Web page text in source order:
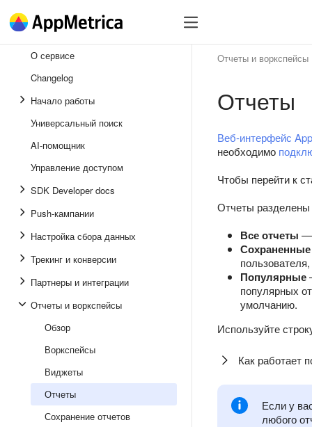
Зарегистрироваться
О сервисе
Changelog
Начало работы
Универсальный поиск
AI-помощник
Управление доступом
SDK Developer docs
Push-кампании
Настройка сбора данных
Трекинг и конверсии
Партнеры и интеграции
Отчеты и воркспейсы
Обзор
Воркспейсы
Виджеты
Отчеты
Сохранение отчетов
Отчеты и воркспейсы
Отчеты
Веб-интерфейс
необходимо
Чтобы перейти к
Отчеты разделены
Все отчеты —
Сохраненные
Популярные
популярных
умолчанию.
Используйте
Как работает
Если у
любого